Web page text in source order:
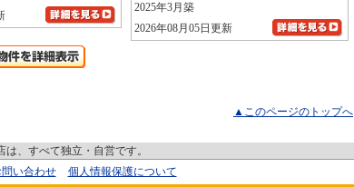
2025年3月築
2026年08月05日更新
▲このページのトップへ
は、すべて独立・自営です。
問い合わせ 個人情報保護について